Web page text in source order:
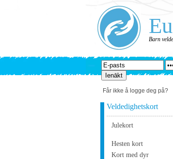
Barn
Får ikke å logge deg på?
Veldedighetskort
Julekort
Hesten kort
Kort med dyr